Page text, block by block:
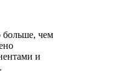
больше, чем
и